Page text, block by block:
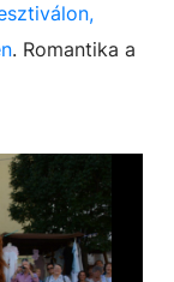
. Romantika a